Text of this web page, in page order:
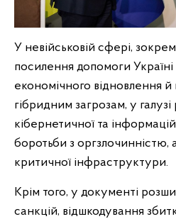
У невійськовій сфері,
посилення допомоги
економічного відновлення й
гібридним загрозам, у галузі
кібернетичної та
боротьби з оргзлочинністю,
критичної інфраструктури.
Крім того, у документі
санкцій, відшкодування